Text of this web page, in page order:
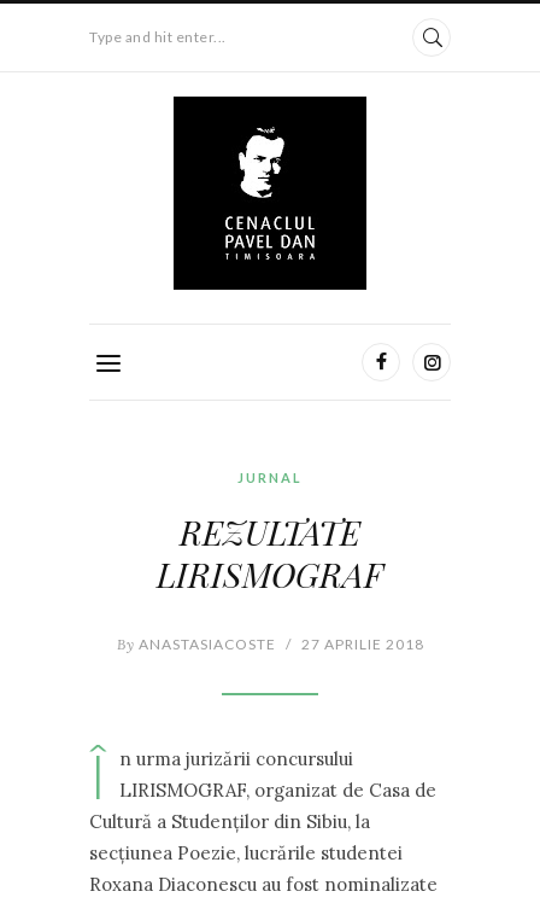
Type and hit enter...
JURNAL
REZULTATE
LIRISMOGRAF
By ANASTASIACOSTE / 27 APRILIE 2018
Î
n urma jurizării concursului
LIRISMOGRAF, organizat de Casa de
Cultură a Studenților din Sibiu, la
secțiunea Poezie, lucrările studentei
Roxana Diaconescu au fost nominalizate